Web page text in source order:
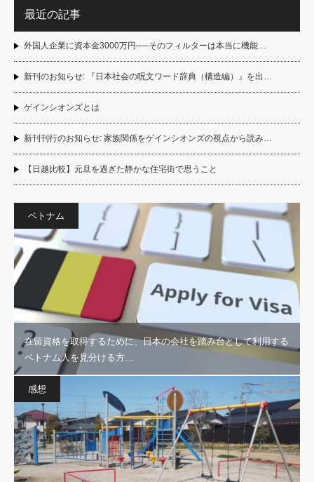
最近の記事
外国人企業に資本金3000万円──そのフィルターは本当に機能…
新刊のお知らせ: 『日本社会の呪文ワード辞典（構造編）』を出…
ゲインシオンズとは
新刊刊行のお知らせ: 家族関係をゲインシオンズの視点から読み…
【日越比較】元旦を過ぎた静かな住宅街で思うこと
ベトナム
在留資格を取得するために、日本の会社を踏み台として利用する
ベトナム人を見分ける方…
感想